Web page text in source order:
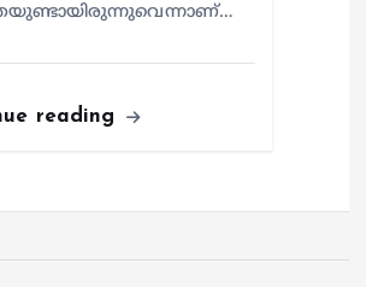
reading